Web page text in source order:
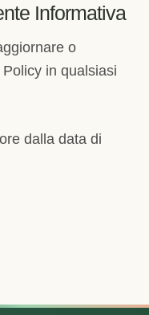
Informativa
o
in qualsiasi
dalla data di